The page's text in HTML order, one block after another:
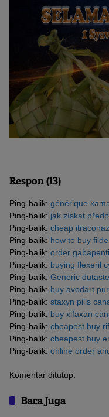
Respon (13)
Ping-balik: générique
Ping-balik: jak získat
Ping-balik: cheap
Ping-balik: how to buy
Ping-balik: order
Ping-balik: buying flexeril
Ping-balik: Generic
Ping-balik: buy avodart
Ping-balik: staxyn pills
Ping-balik: buy xifaxan
Ping-balik: cheapest buy
Ping-balik: cheapest buy
Ping-balik: online order
Komentar ditutup.
Baca Juga